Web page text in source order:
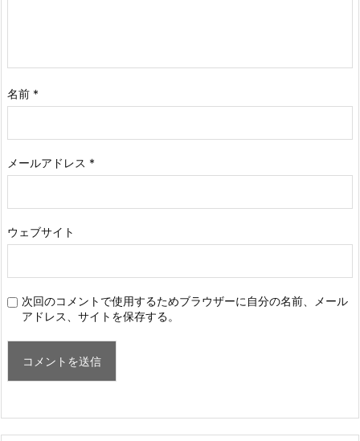
名前 *
メールアドレス *
ウェブサイト
次回のコメントで使用するためブラウザーに自分の名前、メール
アドレス、サイトを保存する。